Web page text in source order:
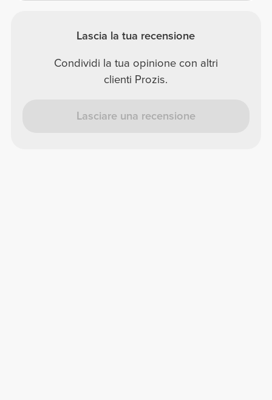
Lascia la tua recensione
Condividi la tua opinione con altri
clienti Prozis.
Lasciare una recensione